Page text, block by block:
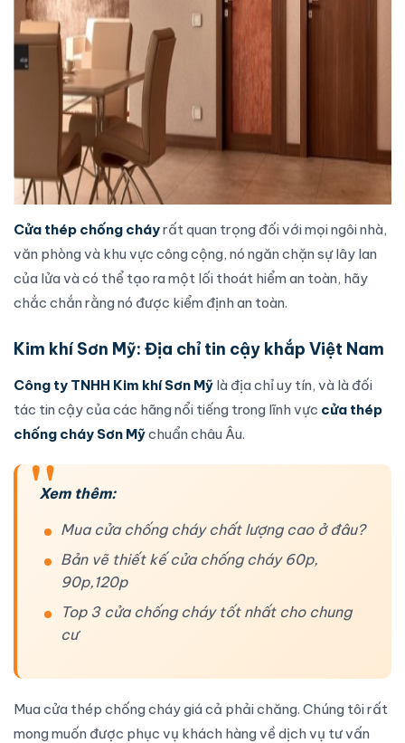
Cửa thép chống cháyrất quan trọng đối với mọi ngôi nhà,
văn phòng và khu vực công cộng, nó ngăn chặn sự lây lan
của lửa và có thể tạo ra một lối thoát hiểm an toàn, hãy
chắc chắn rằng nó được kiểm định an toàn.
Kim khí Sơn Mỹ: Địa chỉ tin cậy khắp Việt Nam
Công ty TNHH Kim khí Sơn Mỹ là địa chỉ uy tín, và là đối
tác tin cậy của các hãng nổi tiếng trong lĩnh vực cửa thép
chống cháy Sơn Mỹchuẩn châu Âu.
Xem thêm:
Mua cửa chống cháy chất lượng cao ở đâu?
Bản vẽ thiết kế cửa chống cháy 60p,
90p,120p
Top 3 cửa chống cháy tốt nhất cho chung
cư
Mua cửa thép chống cháygiá cả phải chăng. Chúng tôi rất
mong muốn được phục vụ khách hàng về dịch vụ tư vấn